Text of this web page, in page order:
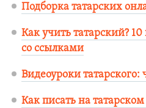
Подборка татарских
Как учить татарский?
со ссылками
Видеоуроки татарского:
Как писать на